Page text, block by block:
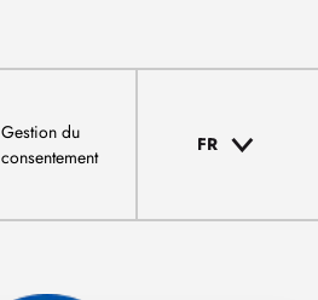
Gestion du
consentement
FR